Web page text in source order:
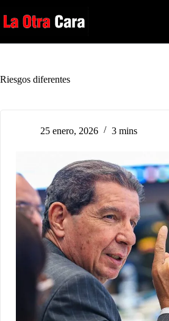
al
contenido
Riesgos diferentes
25 enero, 2026 3 mins